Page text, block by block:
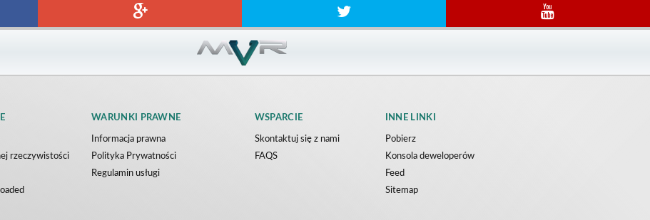
rzeczywistości
WARUNKI PRAWNE
Informacja prawna
Polityka Prywatności
Regulamin usługi
WSPARCIE
Skontaktuj się z nami
FAQS
INNE LINKI
Pobierz
Konsola deweloperów
Feed
Sitemap